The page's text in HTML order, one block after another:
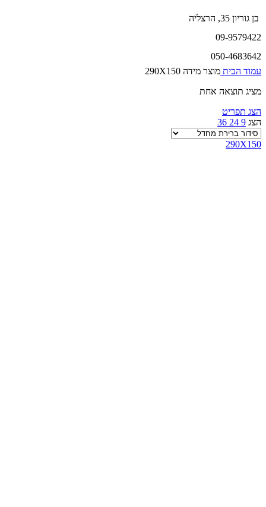
בן גוריון 35, הרצליה
09-9579422
050-4683642
עמוד הבית מוצר מידה 290X150
מציג תוצאה אחת
הצג תפריט
הצג 9
24
36
290X150